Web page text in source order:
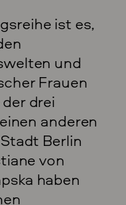
ist es,
und
Frauen
drei
anderen
Berlin
von
haben